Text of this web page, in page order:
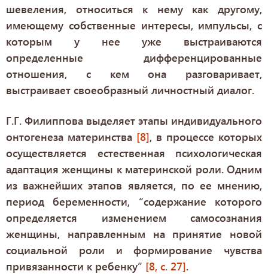
шевеления, относиться к нему как другому,
имеющему собственные интересы, импульсы, с
которым у нее уже выстраиваются
определенные дифференцированные
отношения, с кем она разговаривает,
выстраивает своеобразный личностный диалог.
Г.Г. Филиппова выделяет этапы индивидуального
онтогенеза материнства [8], в процессе которых
осуществляется естественная психологическая
адаптация женщины к материнской роли. Одним
из важнейших этапов является, по ее мнению,
период беременности, “содержание которого
определяется изменением самосознания
женщины, направленным на принятие новой
социальной роли и формирование чувства
привязанности к ребенку” [8, c. 27].